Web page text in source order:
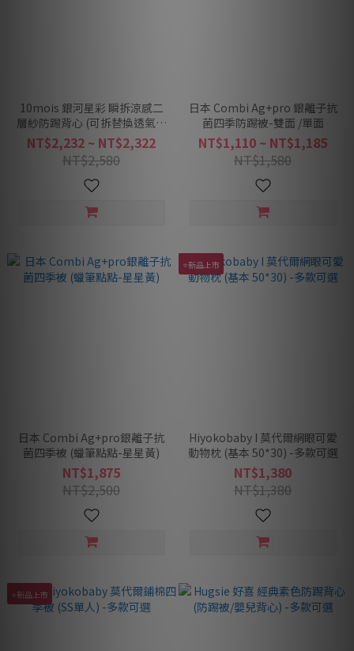
10mois 銀河星彩 瞬拆涼感二
層紗防踢背心 (可拆替換透氣排
汗網眼布) -多款可選
NT$2,232 ~ NT$2,322
NT$2,580
日本 Combi Ag+pro 銀離子抗
菌四季防踢被-雙面 /單面
NT$1,110 ~ NT$1,185
NT$1,580
日本 Combi Ag+pro銀離子抗
菌四季被 (蠟筆點點-星星黃)
NT$1,875
NT$2,500
⭐新品上市
Hiyokobaby I 莫代爾網眼可愛
動物枕 (基本 50*30) -多款可選
NT$1,380
NT$1,380
⭐新品上市